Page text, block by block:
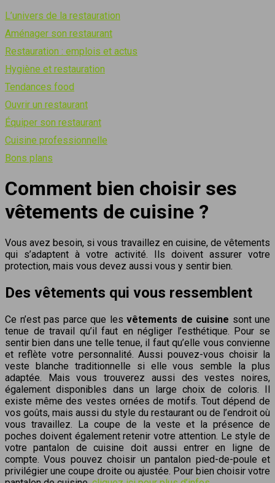
L’univers de la restauration
Aménager son restaurant
Restauration : emplois et actus
Hygiène et restauration
Tendances food
Ouvrir un restaurant
Équiper son restaurant
Cuisine professionnelle
Bons plans
Comment bien choisir ses
vêtements de cuisine ?
Vous avez besoin, si vous travaillez en cuisine, de vêtements
qui s’adaptent à votre activité. Ils doivent assurer votre
protection, mais vous devez aussi vous y sentir bien.
Des vêtements qui vous ressemblent
Ce n’est pas parce que les vêtements de cuisine sont une
tenue de travail qu’il faut en négliger l’esthétique. Pour se
sentir bien dans une telle tenue, il faut qu’elle vous convienne
et reflète votre personnalité. Aussi pouvez-vous choisir la
veste blanche traditionnelle si elle vous semble la plus
adaptée. Mais vous trouverez aussi des vestes noires,
également disponibles dans un large choix de coloris. Il
existe même des vestes ornées de motifs. Tout dépend de
vos goûts, mais aussi du style du restaurant ou de l’endroit où
vous travaillez. La coupe de la veste et la présence de
poches doivent également retenir votre attention. Le style de
votre pantalon de cuisine doit aussi entrer en ligne de
compte. Vous pouvez choisir un pantalon pied-de-poule et
privilégier une coupe droite ou ajustée. Pour bien choisir votre